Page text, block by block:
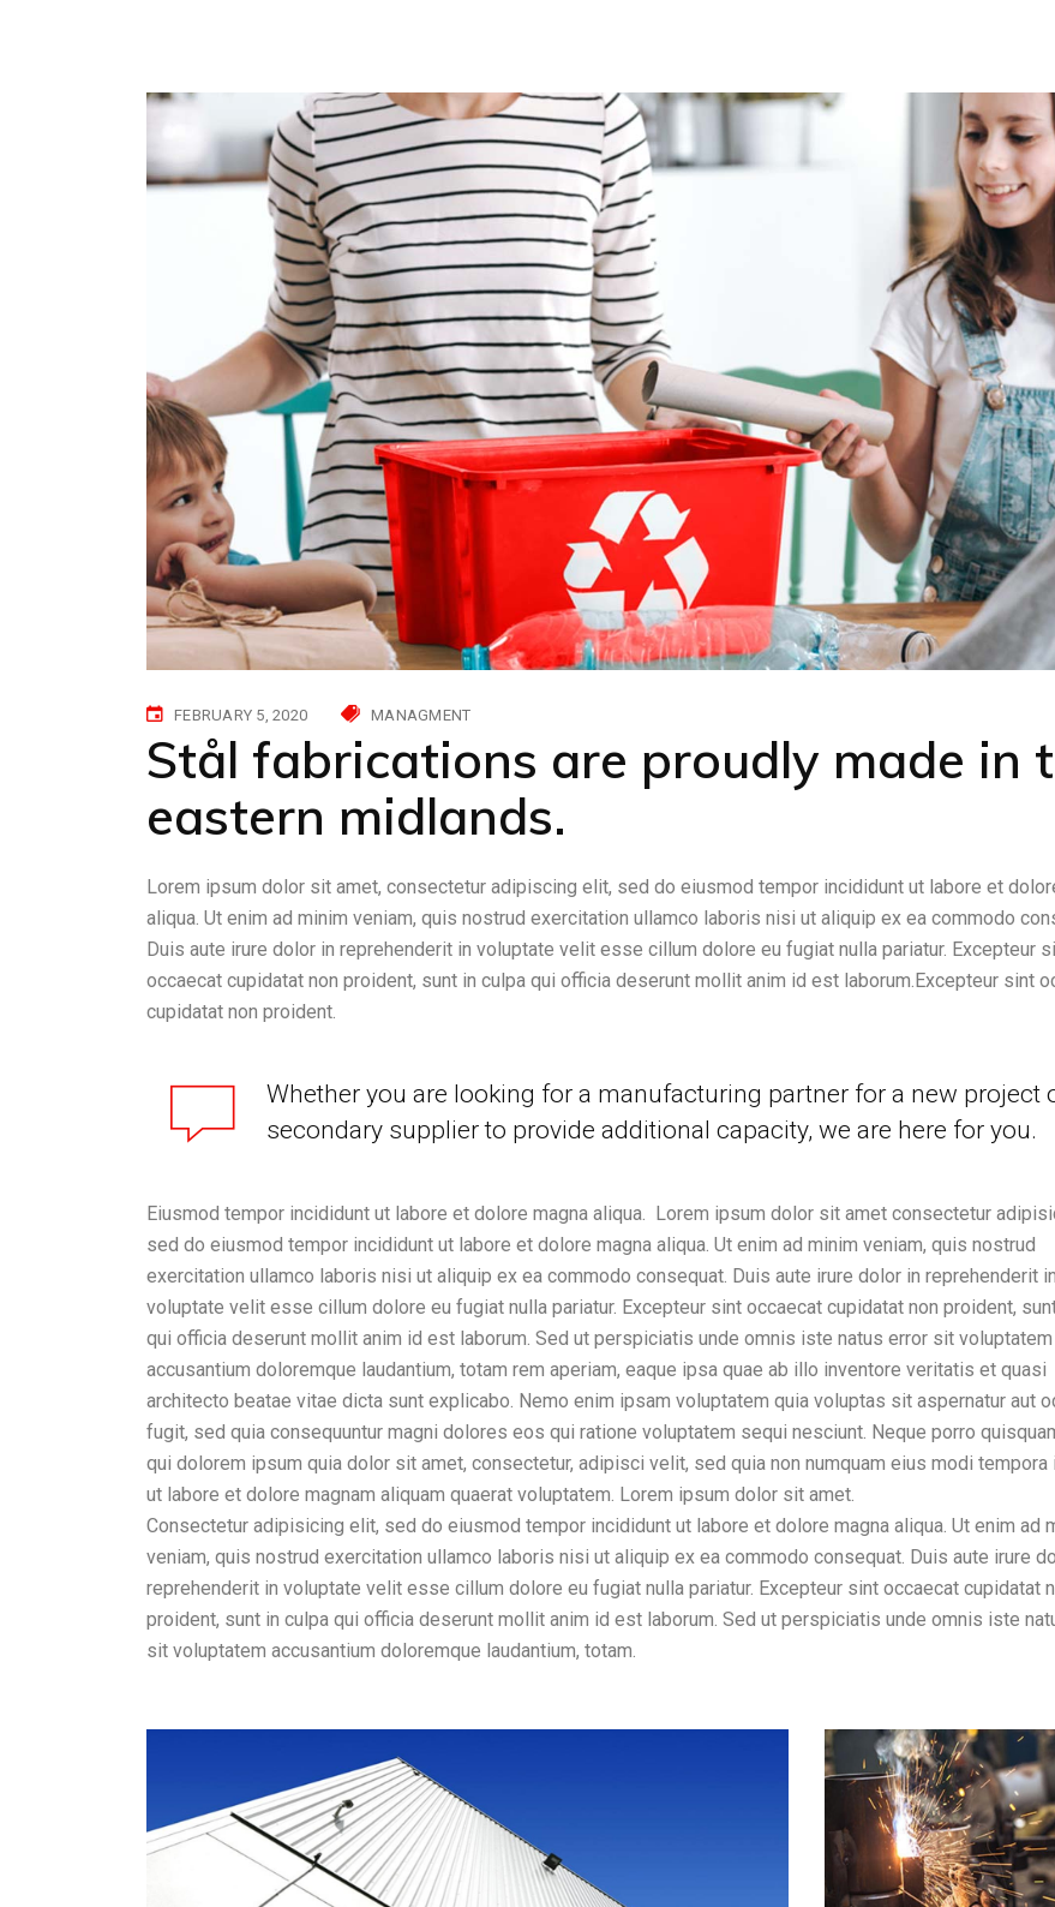
FEBRUARY 5, 2020 MANAGMENT
Stål fabrications are proudly made in
eastern midlands.
Lorem ipsum dolor sit amet, consectetur adipiscing elit, sed do eiusmod tempor incididunt ut labore et
aliqua. Ut enim ad minim veniam, quis nostrud exercitation ullamco laboris nisi ut aliquip ex ea commodo
Duis aute irure dolor in reprehenderit in voluptate velit esse cillum dolore eu fugiat nulla pariatur. Excepteur
occaecat cupidatat non proident, sunt in culpa qui officia deserunt mollit anim id est laborum.Excepteur sint
cupidatat non proident.
Whether you are looking for a manufacturing partner for a new project
secondary supplier to provide additional capacity, we are here for you.
Eiusmod tempor incididunt ut labore et dolore magna aliqua. Lorem ipsum dolor sit amet consectetur
sed do eiusmod tempor incididunt ut labore et dolore magna aliqua. Ut enim ad minim veniam, quis nostrud
exercitation ullamco laboris nisi ut aliquip ex ea commodo consequat. Duis aute irure dolor in reprehenderit in
voluptate velit esse cillum dolore eu fugiat nulla pariatur. Excepteur sint occaecat cupidatat non proident,
qui officia deserunt mollit anim id est laborum. Sed ut perspiciatis unde omnis iste natus error sit voluptatem
accusantium doloremque laudantium, totam rem aperiam, eaque ipsa quae ab illo inventore veritatis et quasi
architecto beatae vitae dicta sunt explicabo. Nemo enim ipsam voluptatem quia voluptas sit aspernatur aut
fugit, sed quia consequuntur magni dolores eos qui ratione voluptatem sequi nesciunt. Neque porro
qui dolorem ipsum quia dolor sit amet, consectetur, adipisci velit, sed quia non numquam eius modi tempora
ut labore et dolore magnam aliquam quaerat voluptatem. Lorem ipsum dolor sit amet.
Consectetur adipisicing elit, sed do eiusmod tempor incididunt ut labore et dolore magna aliqua. Ut enim ad
veniam, quis nostrud exercitation ullamco laboris nisi ut aliquip ex ea commodo consequat. Duis aute irure
reprehenderit in voluptate velit esse cillum dolore eu fugiat nulla pariatur. Excepteur sint occaecat cupidatat
proident, sunt in culpa qui officia deserunt mollit anim id est laborum. Sed ut perspiciatis unde omnis iste
sit voluptatem accusantium doloremque laudantium, totam.